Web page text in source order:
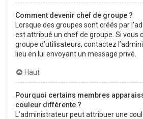
Comment devenir chef de groupe ?
Lorsque des groupes sont créés par
est attribué un chef de groupe. Si vous
groupe d’utilisateurs, contactez
lieu en lui envoyant un message privé.
Haut
Pourquoi certains membres
couleur différente ?
L’administrateur peut attribuer une